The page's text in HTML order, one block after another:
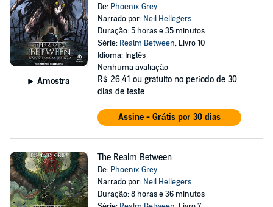
Amostra
De: Phoenix Grey
Narrado por: Neil Hellegers
Duração: 5 horas e 35 minutos
Série: Realm Between, Livro 10
Idioma: Inglês
Nenhuma avaliação
R$ 26,41 ou gratuito no período de 30
dias de teste
Assine - Grátis por 30 dias
The Realm Between
De: Phoenix Grey
Narrado por: Neil Hellegers
Duração: 8 horas e 36 minutos